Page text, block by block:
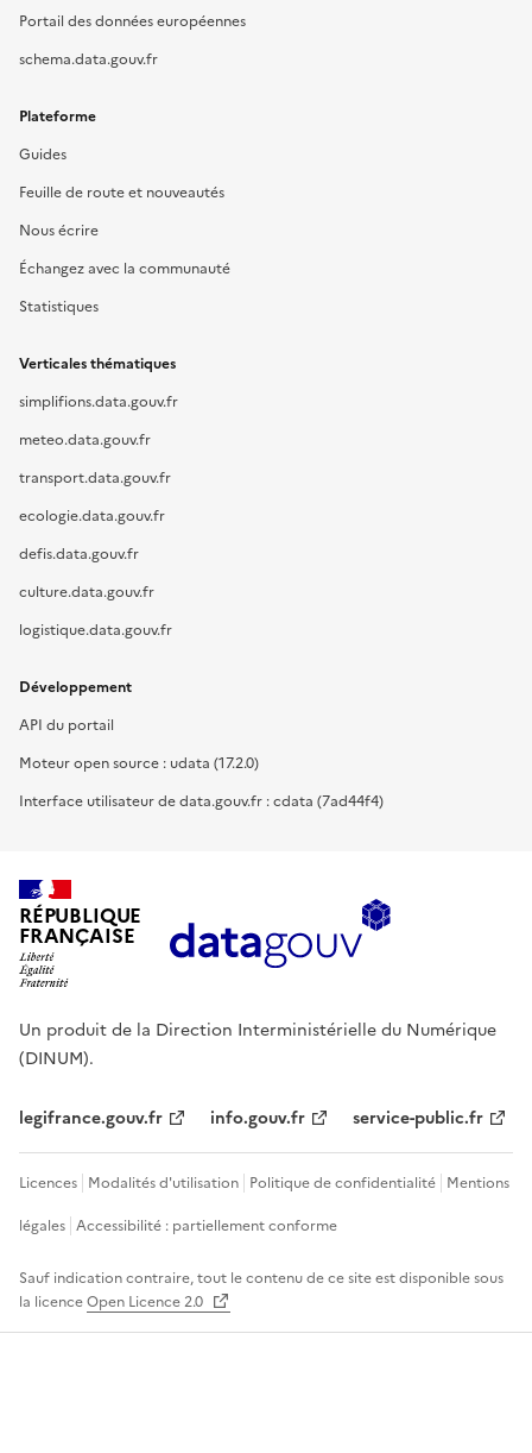
Portail des données européennes
schema.data.gouv.fr
Plateforme
Guides
Feuille de route et nouveautés
Nous écrire
Échangez avec la communauté
Statistiques
Verticales thématiques
simplifions.data.gouv.fr
meteo.data.gouv.fr
transport.data.gouv.fr
ecologie.data.gouv.fr
defis.data.gouv.fr
culture.data.gouv.fr
logistique.data.gouv.fr
Développement
API du portail
Moteur open source : udata (17.2.0)
Interface utilisateur de data.gouv.fr : cdata (7ad44f4)
RÉPUBLIQUE
FRANÇAISE
Un produit de la Direction Interministérielle du Numérique
(DINUM).
legifrance.gouv.fr info.gouv.fr service-public.fr
Licences Modalités d'utilisation Politique de confidentialité Mentions
légales Accessibilité : partiellement conforme
Sauf indication contraire, tout le contenu de ce site est disponible sous
la licenceOpen Licence 2.0